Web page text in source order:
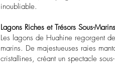
inoubliable.
Lagons Riches et Trésors Sous-Marins
Les lagons de Huahine regorgent
marins. De majestueuses raies
cristallines, créant un spectacle